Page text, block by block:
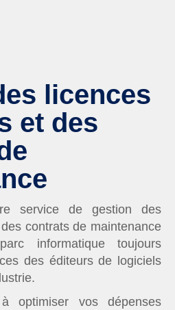
licences
et des
service de gestion des
contrats de maintenance
informatique toujours
des éditeurs de logiciels
optimiser vos dépenses